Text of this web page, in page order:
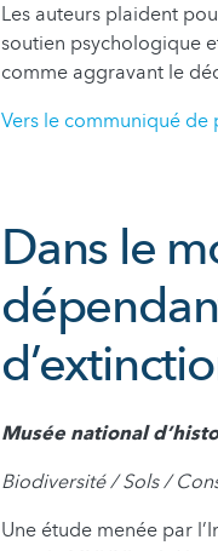
Les auteurs plaident
soutien psychologique
comme aggravant le
Vers le communiqué de
Dans le
Musée national
Biodiversité / Sols /
Une étude menée par